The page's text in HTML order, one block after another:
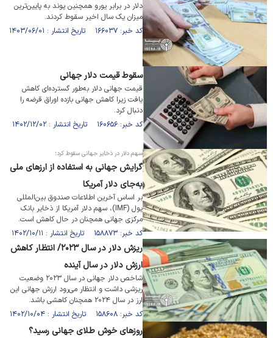
دلار در برابر یورو همچنین پوند به پایین‌ترین
میزان یک سال اخیر سقوط کردند.
کد خبر: ۱۶۶۰۳۷ تاریخ انتشار : ۱۴۰۳/۰۶/۰۱
سقوط قیمت دلار جهانی
قیمت جهانی دلار به‌طور گسترده‌ای کاهش
یافت زیرا کاهش جهانی بازده اوراق قرضه را
دنبال کرد.
کد خبر: ۱۶۰۶۵۶ تاریخ انتشار : ۱۴۰۲/۱۲/۰۲
سهم دلار در ذخایر جهانی سقوط کرد؛
گرایش جهانی به استفاده از ارز‌های ملی
به‌جای دلار آمریکا
بر اساس آخرین اطلاعات صندوق بین‌المللی
پول (IMF)، سهم دلار آمریکا از ذخایر بانک
مرکزی جهانی همچنان در حال کاهش است.
کد خبر: ۱۵۸۸۷۳ تاریخ انتشار : ۱۴۰۲/۱۰/۱۱
ریزش دلار در سال ۲۰۲۳/ انتظار کاهش
ارزش دلار در سال آینده
شاخص دلار جهانی در سال ۲۰۲۳ وضعیت
ریزشی داشت و انتظار می‌رود ارزش جهانی این
ارز در سال ۲۰۲۴ همچنان کاهشی باشد.
کد خبر: ۱۵۸۶۰۸ تاریخ انتشار : ۱۴۰۲/۱۰/۰۴
روزهای خوش طلای جهانی رسید؟